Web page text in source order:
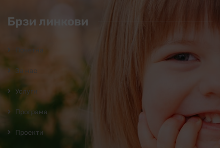
Брзи линкови
Почетна
За нас
Услуги
Програмa
Проекти